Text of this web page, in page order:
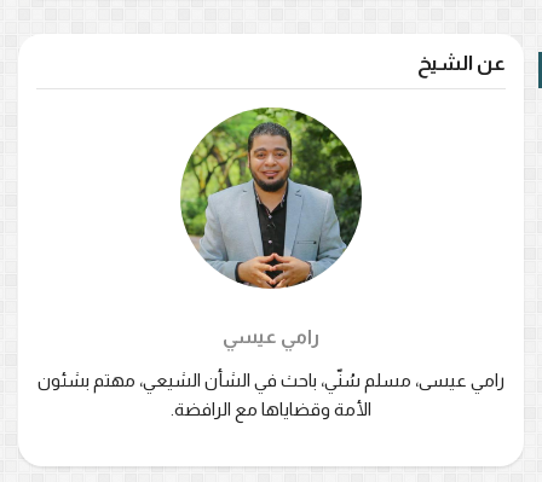
عن الشيخ
رامي عيسي
رامي عيسى، مسلم سُنّي، باحث في الشأن الشيعي، مهتم بشئون
الأمة وقضاياها مع الرافضة.